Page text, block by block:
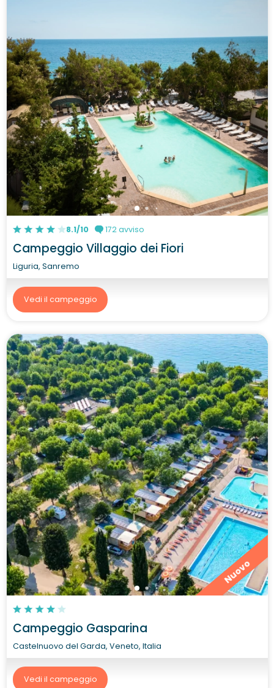
8.1/10 172 avviso
Campeggio Villaggio dei Fiori
Liguria, Sanremo
Vedi il campeggio
Nuovo
Campeggio Gasparina
Castelnuovo del Garda, Veneto, Italia
Vedi il campeggio